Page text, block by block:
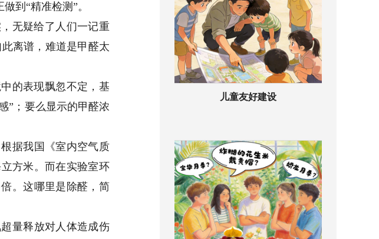
到“精准检测”。
无疑给了人们一记重
离谱，难道是甲醛太
的表现飘忽不定，基
”；要么显示的甲醛浓
据我国《室内空气质
方米。而在实验室环
。这哪里是除醛，简
量释放对人体造成伤
儿童友好建设